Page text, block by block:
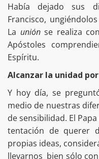
Había dejado sus
Francisco,
La uniónse realiza
Apóstoles
Espíritu.
Alcanzar la unidad
Y hoy día, se
medio de nuestras
de sensibilidad. El
tentación de querer
propias ideas,
llevarnos bien sólo